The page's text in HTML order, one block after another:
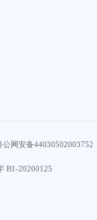
公网安备44030502003752
B1-20200125